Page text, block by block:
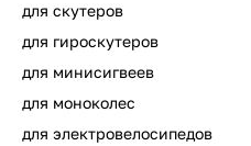
для скутеров
для гироскутеров
для минисигвеев
для моноколес
для электровелосипедов